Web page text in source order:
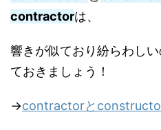
contractorは、
響きが似ており紛らわし
ておきましょう！
→contractorと